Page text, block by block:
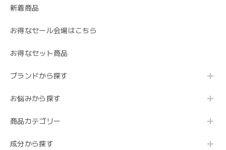
新着商品
お得なセール会場はこちら
お得なセット商品
ブランドから探す
お悩みから探す
商品カテゴリー
成分から探す